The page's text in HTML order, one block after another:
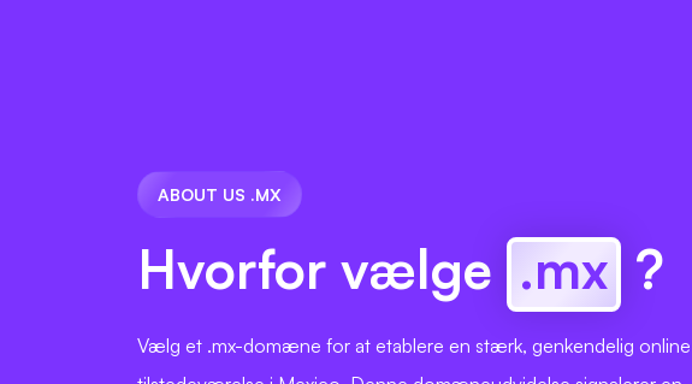
ABOUT US .MX
Hvorfor vælge .mx ?
Vælg et .mx-domæne for at etablere en stærk, genkendelig online